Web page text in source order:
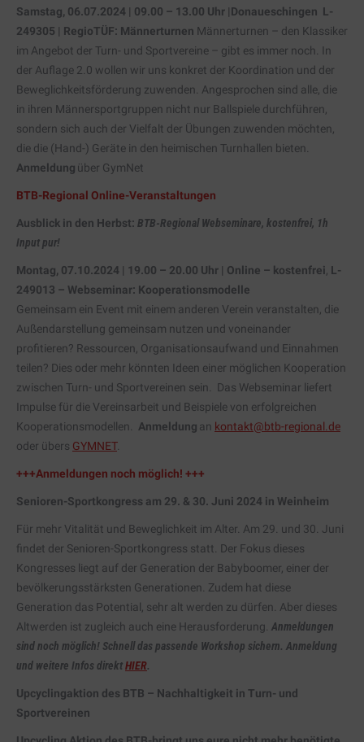
Samstag, 06.07.2024 | 09.00 – 13.00 Uhr |Donaueschingen L-
249305 | RegioTÜF: Männerturnen Männerturnen – den Klassiker
im Angebot der Turn- und Sportvereine – gibt es immer noch. In
der Auflage 2.0 wollen wir uns konkret der Koordination und der
Beweglichkeitsförderung zuwenden. Angesprochen sind alle, die
in ihren Männersportgruppen nicht nur Ballspiele durchführen,
sondern sich auch der Vielfalt der Übungen zuwenden möchten,
die die (Hand-) Geräte in den heimischen Turnhallen bieten.
Anmeldung über GymNet
BTB-Regional Online-Veranstaltungen
Ausblick in den Herbst: BTB-Regional Webseminare, kostenfrei, 1h
Input pur!
Montag, 07.10.2024 | 19.00 – 20.00 Uhr | Online – kostenfrei L-
249013 – Webseminar: Kooperationsmodelle
Gemeinsam ein Event mit einem anderen Verein veranstalten, die
Außendarstellung gemeinsam nutzen und voneinander
profitieren? Ressourcen, Organisationsaufwand und Einnahmen
teilen? Dies oder mehr könnten Ideen einer möglichen Kooperation
zwischen Turn- und Sportvereinen sein. Das Webseminar liefert
Impulse für die Vereinsarbeit und Beispiele von erfolgreichen
Kooperationsmodellen. Anmeldung an kontakt@btb-regional.de
oder übers GYMNET.
+++Anmeldungen noch möglich! +++
Senioren-Sportkongress am 29. & 30. Juni 2024 in Weinheim
Für mehr Vitalität und Beweglichkeit im Alter. Am 29. und 30. Juni
findet der Senioren-Sportkongress statt. Der Fokus dieses
Kongresses liegt auf der Generation der Babyboomer, einer der
bevölkerungsstärksten Generationen. Zudem hat diese
Generation das Potential, sehr alt werden zu dürfen. Aber dieses
Altwerden ist zugleich auch eine Herausforderung. Anmeldungen
sind noch möglich! Schnell das passende Workshop sichern. Anmeldung
und weitere Infos direktHIER.
Upcyclingaktion des BTB – Nachhaltigkeit in Turn- und
Sportvereinen